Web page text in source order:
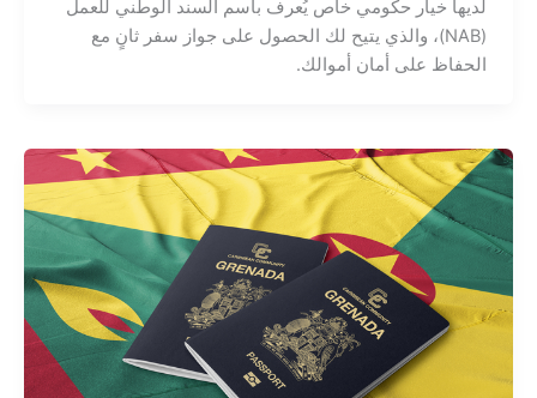
لديها خيار حكومي خاص يُعرف باسم السند الوطني للعمل
(NAB)، والذي يتيح لك الحصول على جواز سفر ثانٍ مع
الحفاظ على أمان أموالك.